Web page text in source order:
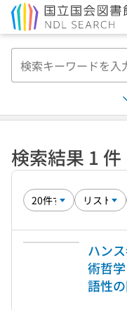
検索結果 1 件
ハン
術哲
語性